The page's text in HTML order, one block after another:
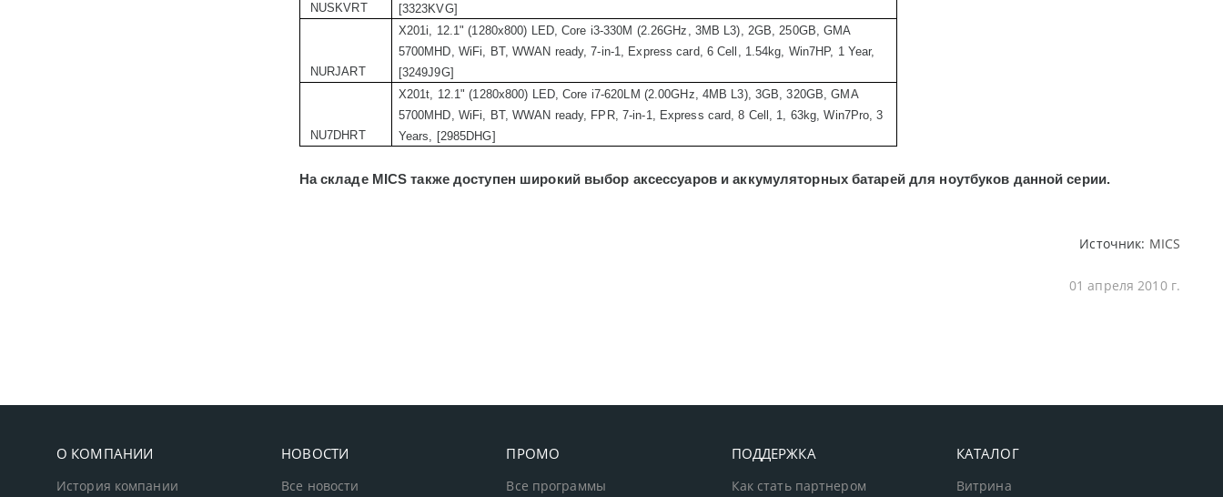
NUSKVRT
[3323KVG]
NURJART
X201i, 12.1" (1280x800) LED, Core i3-330M (2.26GHz, 3MB L3), 2GB, 250GB, GMA
5700MHD, WiFi, BT, WWAN ready, 7-in-1, Express card, 6 Cell, 1.54kg, Win7HP, 1 Year,
[3249J9G]
NU7DHRT
X201t, 12.1" (1280x800) LED, Core i7-620LM (2.00GHz, 4MB L3), 3GB, 320GB, GMA
5700MHD, WiFi, BT, WWAN ready, FPR, 7-in-1, Express card, 8 Cell, 1, 63kg, Win7Pro, 3
Years, [2985DHG]
На складе MICS также доступен широкий выбор аксессуаров и аккумуляторных батарей для ноутбуков данной серии.
Источник: MICS
01 апреля 2010 г.
О КОМПАНИИ
История компании
НОВОСТИ
Все новости
ПРОМО
Все программы
ПОДДЕРЖКА
Как стать партнером
КАТАЛОГ
Витрина